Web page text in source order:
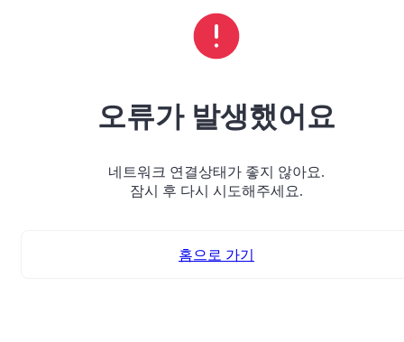
오류가 발생했어요
네트워크 연결상태가 좋지 않아요.
잠시 후 다시 시도해주세요.
홈으로 가기